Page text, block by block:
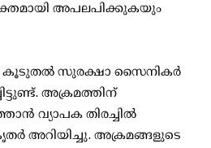
അപലപിക്കുകയും
കൂടുതല്‍ സുരക്ഷാ സൈനികര്‍
അക്രമത്തിന്
വ്യാപക തിരച്ചില്‍
അറിയിച്ചു. അക്രമങ്ങളുടെ